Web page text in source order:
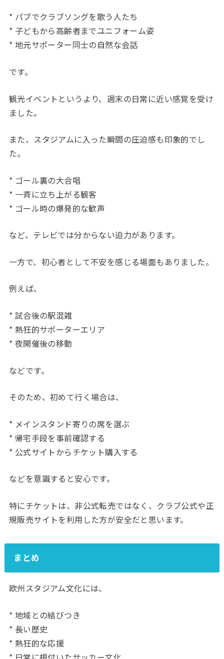
* パブでクラブソングを歌う人たち
* 子どもから高齢者までユニフォーム姿
* 地元サポーター同士の自然な会話
です。
観光イベントというより、週末の日常に近い感覚を受け
ました。
また、スタジアムに入った瞬間の圧迫感も印象的でし
た。
* ゴール裏の大合唱
* 一斉に立ち上がる観客
* ゴール時の爆発的な歓声
など、テレビでは分からない迫力があります。
一方で、初心者として不安を感じる場面もありました。
例えば、
* 試合後の駅混雑
* 熱狂的サポーターエリア
* 夜開催後の移動
などです。
そのため、初めて行く場合は、
* メインスタンド寄りの席を選ぶ
* 帰宅手段を事前確認する
* 公式サイトからチケット購入する
などを意識すると安心です。
特にチケットは、非公式転売ではなく、クラブ公式や正
規販売サイトを利用した方が安全だと思います。
まとめ
欧州スタジアム文化には、
* 地域との結びつき
* 長い歴史
* 熱狂的な応援